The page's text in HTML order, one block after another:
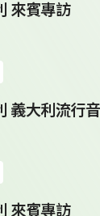
來賓專訪
義大利流行
來賓專訪